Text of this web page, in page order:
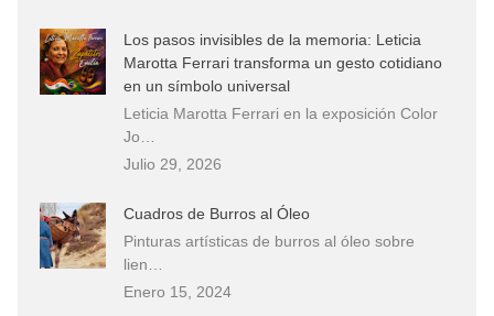
Los pasos invisibles de la memoria: Leticia
Marotta Ferrari transforma un gesto cotidiano
en un símbolo universal
Leticia Marotta Ferrari en la exposición Color
Jo…
Julio 29, 2026
Cuadros de Burros al Óleo
Pinturas artísticas de burros al óleo sobre
lien…
Enero 15, 2024